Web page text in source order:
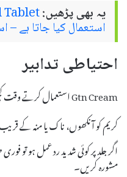
یہ بھی پڑھیں:
استعمال کیا جاتا ہے –
احتیاطی تدابیر
Gtn Cream استعمال کرتے وقت کچھ احتیاطی تدابیر کا خیال رکھنا ضروری ہے:
کریم کو آنکھوں، ناک یا منہ کے
اگر جلد پر کوئی شدید رد عمل ہو تو
مشورہ کریں۔